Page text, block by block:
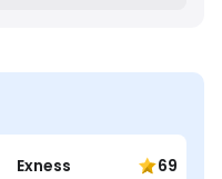
Exness 69